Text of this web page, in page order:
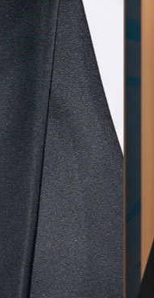
無料相談予約
来店・オンライン